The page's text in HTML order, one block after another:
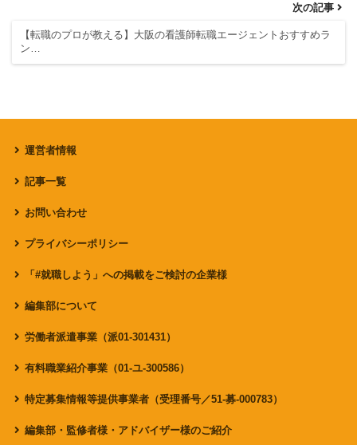
次の記事
【転職のプロが教える】大阪の看護師転職エージェントおすすめラ
ン…
運営者情報
記事一覧
お問い合わせ
プライバシーポリシー
「#就職しよう」への掲載をご検討の企業様
編集部について
労働者派遣事業（派01-301431）
有料職業紹介事業（01-ユ-300586）
特定募集情報等提供事業者（受理番号／51-募-000783）
編集部・監修者様・アドバイザー様のご紹介